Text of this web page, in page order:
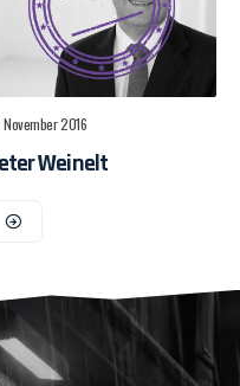
November 2016
Weinelt